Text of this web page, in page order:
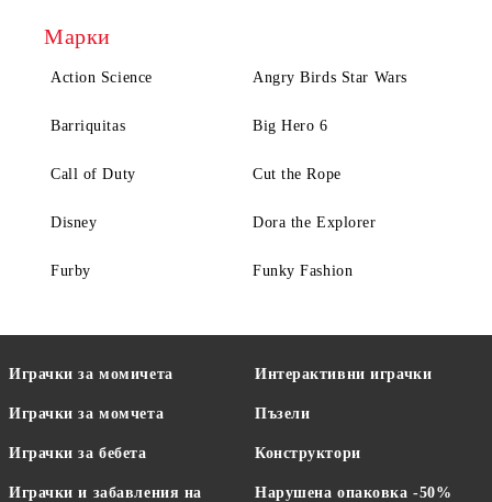
Марки
Action Science Angry Birds Star Wars
Barriquitas Big Hero 6
Call of Duty Cut the Rope
Disney Dora the Explorer
Furby Funky Fashion
Играчки за момичета
Играчки за момчета
Играчки за бебета
Играчки и забавления на
Интерактивни играчки
Пъзели
Конструктори
Нарушена опаковка -50%